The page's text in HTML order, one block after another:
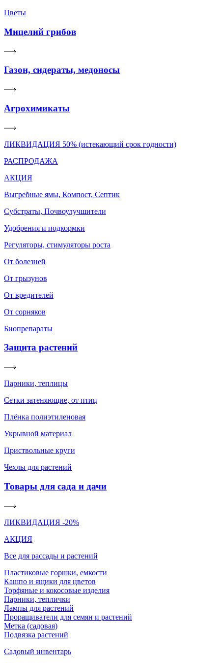
Цветы
Мицелий грибов
Газон, сидераты, медоносы
Агрохимикаты
ЛИКВИДАЦИЯ 50% (истекающий срок годности)
РАСПРОДАЖА
АКЦИЯ
Выгребные ямы, Компост, Септик
Субстраты, Почвоулучшители
Удобрения и подкормки
Регуляторы, стимуляторы роста
От болезней
От грызунов
От вредителей
От сорняков
Биопрепараты
Защита растений
Парники, теплицы
Сетки затеняющие, от птиц
Плёнка полиэтиленовая
Укрывной материал
Приствольные круги
Чехлы для растений
Товары для сада и дачи
ЛИКВИДАЦИЯ -20%
АКЦИЯ
Все для рассады и растений
Пластиковые горшки, емкости
Кашпо и ящики для цветов
Торфяные и кокосовые изделия
Парники, теплички
Лампы для растений
Проращиватели для семян и растений
Метка (садовая)
Подвязка растений
Садовый инвентарь